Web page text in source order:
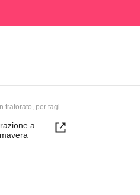
Kawaii Cardigan leggero e trasparente con decorazione a ciliegie e design traforato, per taglie comode, primavera
a